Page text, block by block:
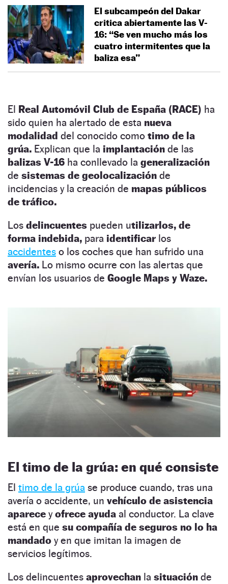
El subcampeón del Dakar
critica abiertamente las V-
16: “Se ven mucho más los
cuatro intermitentes que la
baliza esa”
El Real Automóvil Club de España (RACE) ha
sido quien ha alertado de esta nueva
modalidad del conocido como timo de la
grúa. Explican que la implantación de las
balizas V-16 ha conllevado la generalización
de sistemas de geolocalización de
incidencias y la creación de mapas públicos
de tráfico.
Los delincuentes pueden utilizarlos, de
forma indebida, para identificar los
accidentes o los coches que han sufrido una
avería. Lo mismo ocurre con las alertas que
envían los usuarios de Google Maps y Waze.
El timo de la grúa: en qué consiste
El timo de la grúa se produce cuando, tras una
avería o accidente, un vehículo de asistencia
aparece yofrece ayuda al conductor. La clave
está en que su compañía de seguros no lo ha
mandado y en que imitan la imagen de
servicios legítimos.
Los delincuentes aprovechan la situación de